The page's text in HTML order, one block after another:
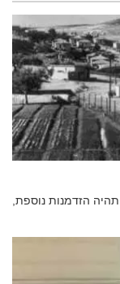
תהיה הזדמנות נוספת,